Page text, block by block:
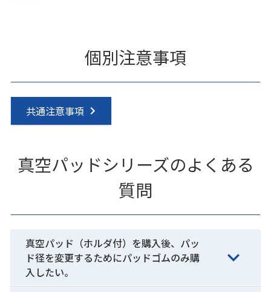
個別注意事項
共通注意事項
真空パッドシリーズのよくある
質問
真空パッド（ホルダ付）を購入後、パッ
ド径を変更するためにパッドゴムのみ購
入したい。